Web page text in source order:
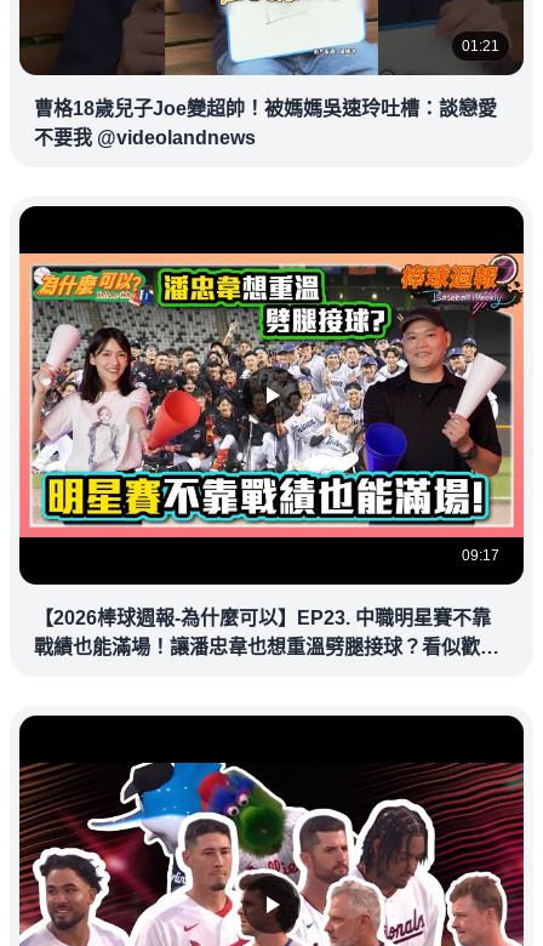
01:21
曹格18歲兒子Joe變超帥！被媽媽吳速玲吐槽：談戀愛
不要我 @videolandnews
09:17
【2026棒球週報-為什麼可以】EP23. 中職明星賽不靠
戰績也能滿場！讓潘忠韋也想重溫劈腿接球？看似歡樂